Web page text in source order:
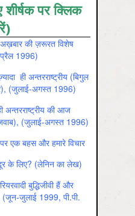
पर क्लिक
अख़बार की ज़रूरत विशेष
1996)
ही अन्तरराष्ट्रीय (बिगुल
(जुलाई-अगस्त 1996)
की आज
(जुलाई-अगस्त 1996)
एक बहस और हमारे विचार
के लिए? (लेनिन का लेख)
बुद्धिजीवी हैं और
(जून-जुलाई 1999, पी.पी.